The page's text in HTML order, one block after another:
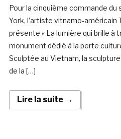
Pour la cinquième commande du
York, l’artiste vitnamo-américain
présente « La lumière qui brille à
monument dédié à la perte
Sculptée au Vietnam, la
de la […]
Lire la suite →